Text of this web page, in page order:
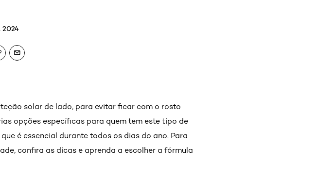
2024
solar de lado, para evitar ficar com o rosto
opções específicas para quem tem este tipo de
é essencial durante todos os dias do ano. Para
confira as dicas e aprenda a escolher a fórmula